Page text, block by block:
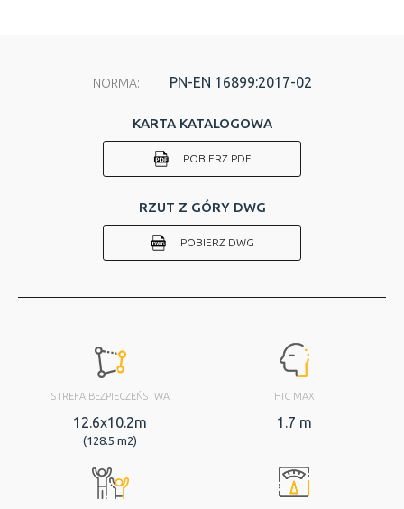
NORMA: PN-EN 16899:2017-02
KARTA KATALOGOWA
POBIERZ PDF
RZUT Z GÓRY DWG
POBIERZ DWG
STREFA BEZPIECZEŃSTWA
12.6x10.2m
(128.5 m2)
HIC MAX
1.7 m